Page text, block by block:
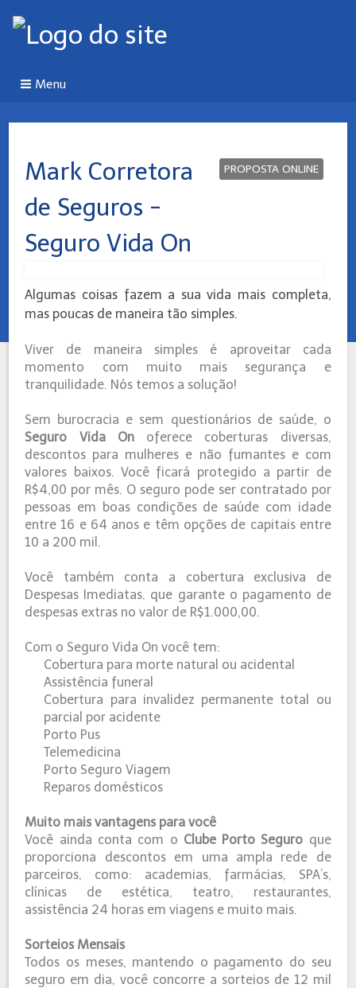
Menu
PROPOSTA ONLINE
Mark Corretora
de Seguros -
Seguro Vida On
Algumas coisas fazem a sua vida mais completa,
mas poucas de maneira tão simples.
Viver de maneira simples é aproveitar cada
momento com muito mais segurança e
tranquilidade. Nós temos a solução!
Sem burocracia e sem questionários de saúde, o
Seguro
Vida Onoferece coberturas diversas,
descontos para mulheres e não fumantes e com
valores baixos. Você ficará protegido a partir de
R$4,00 por mês. O seguro pode ser contratado por
pessoas em boas condições de saúde com idade
entre 16 e 64 anos e têm opções de capitais entre
10 a 200 mil.
Você também conta a cobertura exclusiva de
Despesas Imediatas, que garante o pagamento de
despesas extras no valor de R$1.000,00.
Com o Seguro Vida On você tem:
Cobertura para morte natural ou acidental
Assistência funeral
Cobertura para invalidez permanente total ou
parcial por acidente
Porto Pus
Telemedicina
Porto Seguro Viagem
Reparos domésticos
Muito mais vantagens para você
Você ainda conta com o Clube Porto Seguro que
proporciona descontos em uma ampla rede de
parceiros, como: academias, farmácias, SPA’s,
clínicas de estética, teatro, restaurantes,
assistência 24 horas em viagens e muito mais.
Sorteios Mensais
Todos os meses, mantendo o pagamento do seu
seguro em dia, você concorre a sorteios de 12 mil